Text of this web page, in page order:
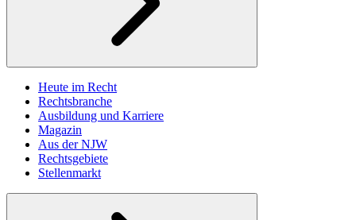
Heute im Recht
Rechtsbranche
Ausbildung und Karriere
Magazin
Aus der NJW
Rechtsgebiete
Stellenmarkt